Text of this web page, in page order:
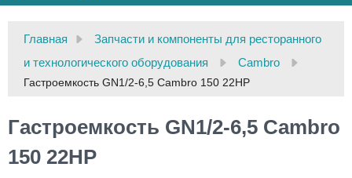
Главная
Запчасти и компоненты для ресторанного
и технологического оборудования
Cambro
Гастроемкость GN1/2-6,5 Cambro 150 22HP
Гастроемкость GN1/2-6,5 Cambro
150 22HP